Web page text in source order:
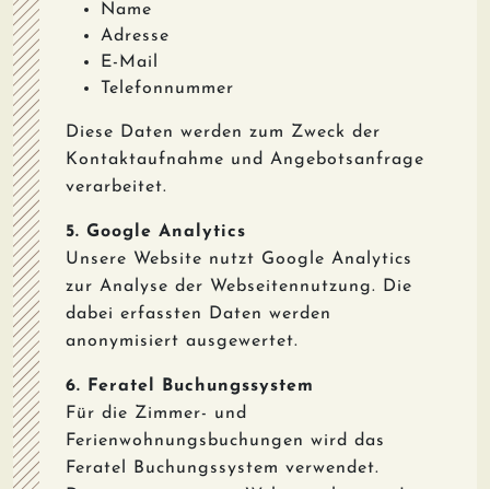
Name
Adresse
E-Mail
Telefonnummer
Diese Daten werden zum Zweck der
Kontaktaufnahme und Angebotsanfrage
verarbeitet.
5. Google Analytics
Unsere Website nutzt Google Analytics
zur Analyse der Webseitennutzung. Die
dabei erfassten Daten werden
anonymisiert ausgewertet.
6. Feratel Buchungssystem
Für die Zimmer- und
Ferienwohnungsbuchungen wird das
Feratel Buchungssystem verwendet.